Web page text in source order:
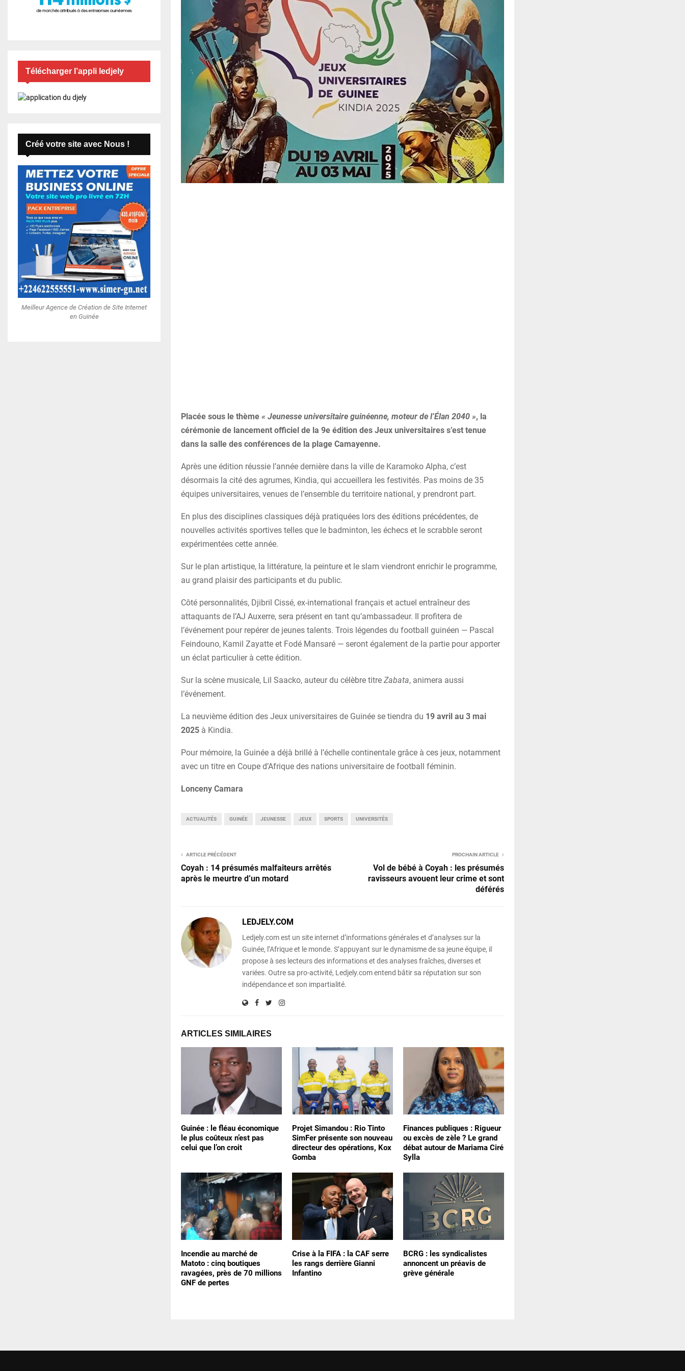
Placée sous le thème « Jeunesse universitaire guinéenne, moteur de l’Élan 2040 », la
cérémonie de lancement officiel de la 9e édition des Jeux universitaires s’est tenue
dans la salle des conférences de la plage Camayenne.
Après une édition réussie l’année dernière dans la ville de Karamoko Alpha, c’est
désormais la cité des agrumes, Kindia, qui accueillera les festivités. Pas moins de 35
équipes universitaires, venues de l’ensemble du territoire national, y prendront part.
En plus des disciplines classiques déjà pratiquées lors des éditions précédentes, de
nouvelles activités sportives telles que le badminton, les échecs et le scrabble seront
expérimentées cette année.
Sur le plan artistique, la littérature, la peinture et le slam viendront enrichir le programme,
au grand plaisir des participants et du public.
Côté personnalités, Djibril Cissé, ex-international français et actuel entraîneur des
attaquants de l’AJ Auxerre, sera présent en tant qu’ambassadeur. Il profitera de
l’événement pour repérer de jeunes talents. Trois légendes du football guinéen — Pascal
Feindouno, Kamil Zayatte et Fodé Mansaré — seront également de la partie pour apporter
un éclat particulier à cette édition.
Sur la scène musicale, Lil Saacko, auteur du célèbre titre Zabata, animera aussi
l’événement.
La neuvième édition des Jeux universitaires de Guinée se tiendra du 19 avril au 3 mai
2025 à Kindia.
Pour mémoire, la Guinée a déjà brillé à l’échelle continentale grâce à ces jeux, notamment
avec un titre en Coupe d’Afrique des nations universitaire de football féminin.
Lonceny Camara
ACTUALITÉS GUINÉE JEUNESSE JEUX SPORTS UNIVERSITÉS
ARTICLE PRÉCÉDENT
Coyah : 14 présumés malfaiteurs arrêtés
après le meurtre d’un motard
PROCHAIN ARTICLE
Vol de bébé à Coyah : les présumés
ravisseurs avouent leur crime et sont
déférés
LEDJELY.COM
Ledjely.com est un site internet d’informations générales et d’analyses sur la
Guinée, l’Afrique et le monde. S’appuyant sur le dynamisme de sa jeune équipe, il
propose à ses lecteurs des informations et des analyses fraîches, diverses et
variées. Outre sa pro-activité, Ledjely.com entend bâtir sa réputation sur son
indépendance et son impartialité.
ARTICLES SIMILAIRES
Guinée : le fléau économique
le plus coûteux n’est pas
celui que l’on croit
Projet Simandou : Rio Tinto
SimFer présente son nouveau
directeur des opérations, Kox
Gomba
Finances publiques : Rigueur
ou excès de zèle ? Le grand
débat autour de Mariama Ciré
Sylla
Incendie au marché de
Matoto : cinq boutiques
ravagées, près de 70 millions
GNF de pertes
Crise à la FIFA : la CAF serre
les rangs derrière Gianni
Infantino
BCRG : les syndicalistes
annoncent un préavis de
grève générale
Télécharger l’appli ledjely
Créé votre site avec Nous !
Meilleur Agence de Création de Site Internet
en Guinée